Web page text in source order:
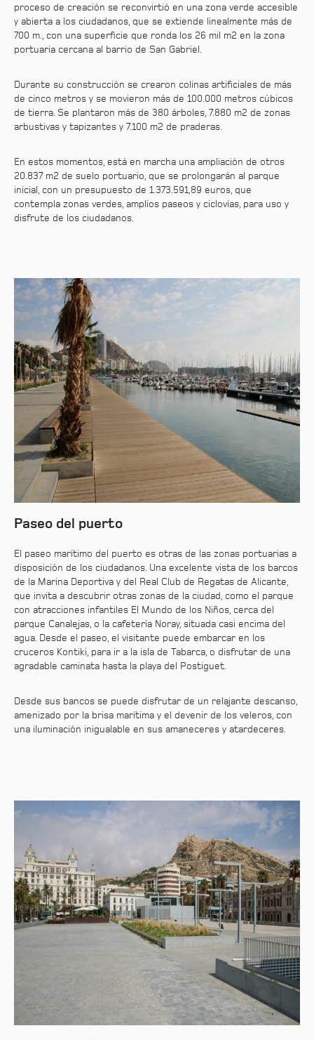
proceso de creación se reconvirtió en una zona verde accesible
y abierta a los ciudadanos, que se extiende linealmente más de
700 m., con una superficie que ronda los 26 mil m2 en la zona
portuaria cercana al barrio de San Gabriel.
Durante su construcción se crearon colinas artificiales de más
de cinco metros y se movieron más de 100.000 metros cúbicos
de tierra. Se plantaron más de 380 árboles, 7.880 m2 de zonas
arbustivas y tapizantes y 7.100 m2 de praderas.
En estos momentos, está en marcha una ampliación de otros
20.837 m2 de suelo portuario, que se prolongarán al parque
inicial, con un presupuesto de 1.373.591,89 euros, que
contempla zonas verdes, amplios paseos y ciclovías, para uso y
disfrute de los ciudadanos.
Paseo del puerto
El paseo marítimo del puerto es otras de las zonas portuarias a
disposición de los ciudadanos. Una excelente vista de los barcos
de la Marina Deportiva y del Real Club de Regatas de Alicante,
que invita a descubrir otras zonas de la ciudad, como el parque
con atracciones infantiles El Mundo de los Niños, cerca del
parque Canalejas, o la cafetería Noray, situada casi encima del
agua. Desde el paseo, el visitante puede embarcar en los
cruceros Kontiki, para ir a la isla de Tabarca, o disfrutar de una
agradable caminata hasta la playa del Postiguet.
Desde sus bancos se puede disfrutar de un relajante descanso,
amenizado por la brisa marítima y el devenir de los veleros, con
una iluminación inigualable en sus amaneceres y atardeceres.